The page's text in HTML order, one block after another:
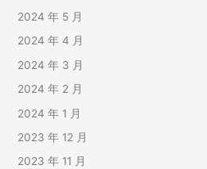
2024 年 5 月
2024 年 4 月
2024 年 3 月
2024 年 2 月
2024 年 1 月
2023 年 12 月
2023 年 11 月